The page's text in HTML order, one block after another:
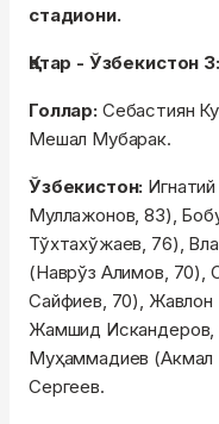
стадиони.
Қатар - Ўзбекистон
Голлар: Себастиян
Мешал Мубарак.
Ўзбекистон:
Муллажонов, 83),
Тўхтахўжаев, 76),
(Наврўз Алимов, 70),
Сайфиев, 70),
Жамшид
Муҳаммадиев
Сергеев.